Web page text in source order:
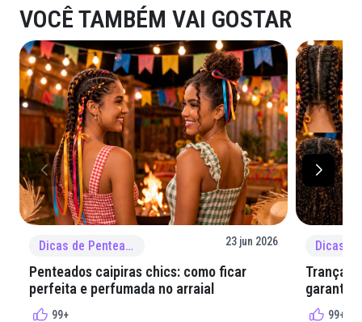
VOCÊ TAMBÉM VAI GOSTAR
Dicas de Penteado 23 jun 2026
Penteados caipiras chics: como ficar
perfeita e perfumada no arraial
99+
Tranças
garantir
99+